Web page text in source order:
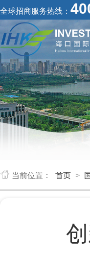
全球招商服务热线：
当前位置： 首页 >